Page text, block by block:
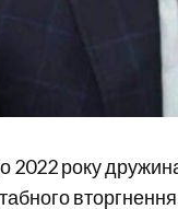
року